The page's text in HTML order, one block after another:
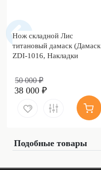
Нож складной Лис
титановый дамаск (Дамаск
ZDI-1016, Накладки
50 000 ₽
38 000 ₽
Подобные товары